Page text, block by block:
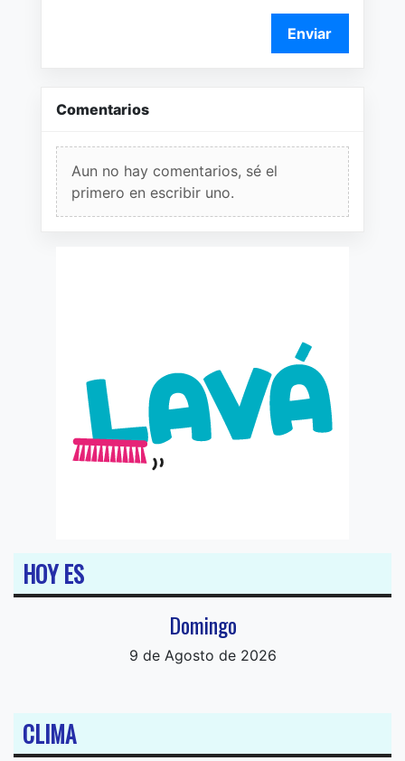
Enviar
Comentarios
Aun no hay comentarios, sé el
primero en escribir uno.
HOY ES
Domingo
9 de Agosto de 2026
CLIMA